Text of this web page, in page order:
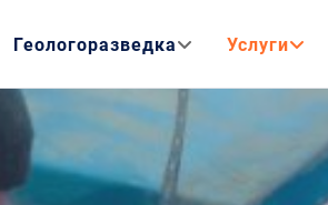
Геологоразведка Услуги